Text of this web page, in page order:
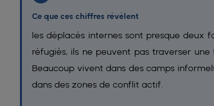
Ce que ces chiffres révèlent
les déplacés internes sont presque deux
réfugiés, ils ne peuvent pas traverser
Beaucoup vivent dans des camps
dans des zones de conflit actif.